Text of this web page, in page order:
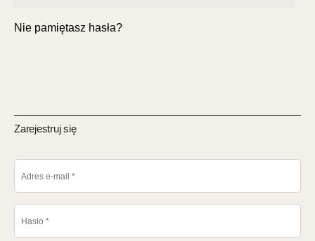
Nie pamiętasz hasła?
Zarejestruj się
Adres e-mail *
Hasło *